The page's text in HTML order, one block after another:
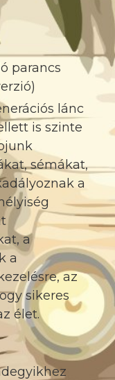
parancs
lánc
is szinte
sémákat,
a
a
a
az
sikeres
élet.